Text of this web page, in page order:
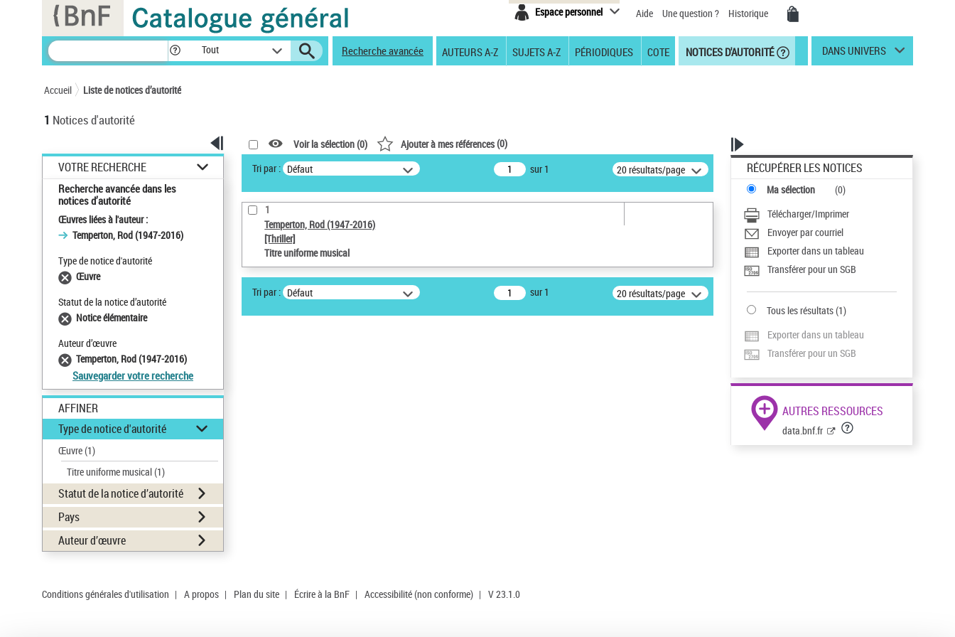
Espace personnel Aide Une question ? Historique
Tout Recherche avancée AUTEURS A-Z SUJETS A-Z PÉRIODIQUES COTE NOTICES D'AUTORITÉ DANS UNIVERS
Accueil Liste de notices d’autorité
1 Notices d'autorité
VOTRE RECHERCHE
Recherche avancée dans les
notices d’autorité
Œuvres liées à l'auteur :
Temperton, Rod (1947-2016)
Type de notice d'autorité
Œuvre
Statut de la notice d’autorité
Notice élémentaire
Auteur d’œuvre
Temperton, Rod (1947-2016)
Sauvegarder votre recherche
AFFINER
Type de notice d'autorité
Œuvre(1)
Titre uniforme musical(1)
Statut de la notice d’autorité
Pays
Auteur d’œuvre
Voir la sélection (0) Ajouter à mes références(0)
Tri par : Défaut sur 1 20 résultats/page
1
Temperton, Rod (1947-2016)
[Thriller]
Titre uniforme musical
Tri par : Défaut sur 1 20 résultats/page
RÉCUPÉRER LES NOTICES
Ma sélection (0)
Télécharger/Imprimer
Envoyer par courriel
Exporter dans un tableau
Transférer pour un SGB
Tous les résultats(1)
Exporter dans un tableau
Transférer pour un SGB
AUTRES RESSOURCES
data.bnf.fr
Conditions générales d'utilisation | A propos | Plan du site | Écrire à la BnF | Accessibilité (non conforme) | V 23.1.0
Panneau de gestion des cookies